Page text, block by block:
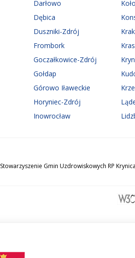
Darłowo
Dębica
Duszniki-Zdrój
Frombork
Goczałkowice-Zdrój
Gołdap
Górowo Iławeckie
Horyniec-Zdrój
Inowrocław
Stowarzyszenie Gmin Uzdrowiskowych RP